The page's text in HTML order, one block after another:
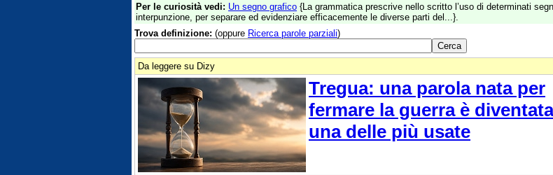
Per le curiosità vedi: Un segno grafico {La grammatica prescrive nello scritto l’uso di determinati
interpunzione, per separare ed evidenziare efficacemente le diverse parti del...}.
Trova definizione: (oppure Ricerca parole parziali)
Da leggere su Dizy
Tregua: una parola nata per
fermare la guerra è diventata
una delle più usate